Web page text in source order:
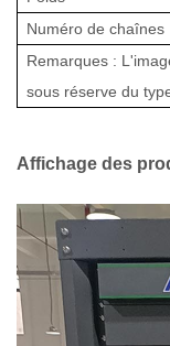
Numéro de chaînes
Remarques :
sous réserve du
Affichage des